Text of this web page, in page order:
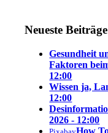
Neueste Beiträge
Gesundheit
Faktoren
12:00
Wissen ja,
12:00
2026 - 12:00
How